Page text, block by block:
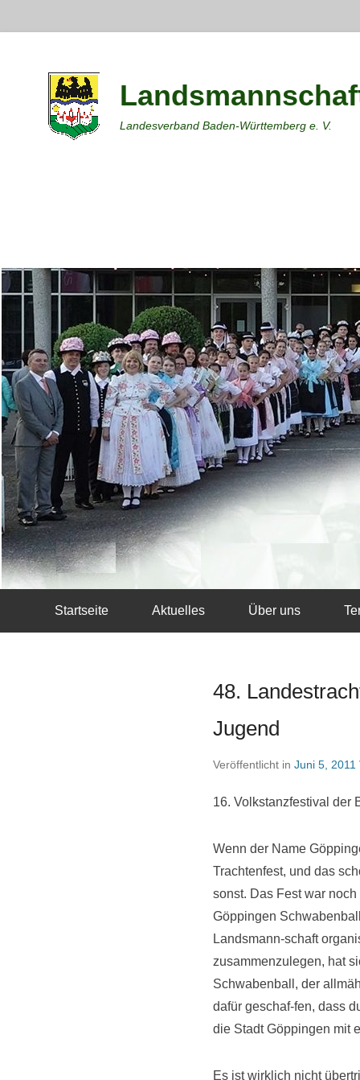
Landesverband Baden-Württemberg e. V.
Startseite Aktuelles Über uns
48.
Jugend
Veröffentlicht in Juni 5, 2011
16. Volkstanzfestival der
Wenn der Name
Trachtenfest, und das
sonst. Das Fest war
Göppingen
Landsmann-schaft
zusammenzulegen, hat
Schwabenball, der
dafür geschaf-fen, dass
die Stadt Göppingen mit
Es ist wirklich nicht